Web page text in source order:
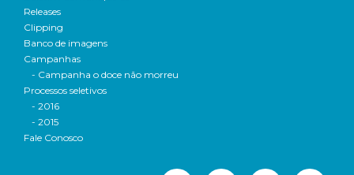
Releases
Clipping
Banco de imagens
Campanhas
- Campanha o doce não morreu
Processos seletivos
- 2016
- 2015
Fale Conosco